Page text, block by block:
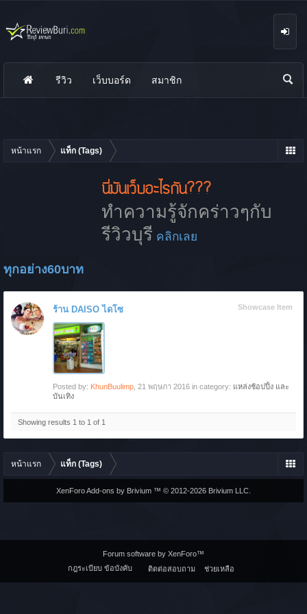
หน้าแรก แท็ก (Tags)
นี่มันเว็บอะไรกัน???
ทำความรู้จักคร่าวๆกับ
รีวิวบุรี คลิกเลย
ทุกอย่าง60บาท
Showcase Item
ร้าน DAISO ไดโซ
Posted by: KhunBuulimp 21 พฤษภา 2016 in category: แหล่งช้อปปิ้ง และ
บันเทิง
Showing results 1 to 1 of 1
หน้าแรก แท็ก (Tags)
XenForo Add-ons by Brivium ™ © 2012-2026 Brivium LLC.
รีวิว เว็บบอร์ด สมาชิก
า
Forum software by XenForo™
กฎระเบียบ ข้อบังคับ
ติดต่อสอบถาม ช่วยเหลือ